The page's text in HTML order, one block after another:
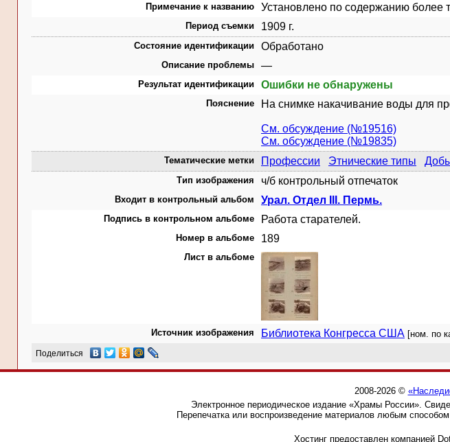
Примечание к названию Установлено по содержанию более
Период съемки 1909 г.
Состояние идентификации Обработано
Описание проблемы —
Результат идентификации Ошибки не обнаружены
Пояснение На снимке накачивание воды для
См. обсуждение (№19516)
См. обсуждение (№19835)
Тематические метки Профессии Этнические типы
Тип изображения ч/б контрольный отпечаток
Входит в контрольный альбом Урал. Отдел III. Пермь.
Подпись в контрольном альбоме Работа старателей.
Номер в альбоме 189
Лист в альбоме
Источник изображения Библиотека Конгресса США [ном. по
Поделиться
2008-2026 ©
Электронное периодическое издание «Храмы России».
Перепечатка или воспроизведение материалов любым
Хостинг предоставлен компанией